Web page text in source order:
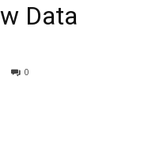
Data
0